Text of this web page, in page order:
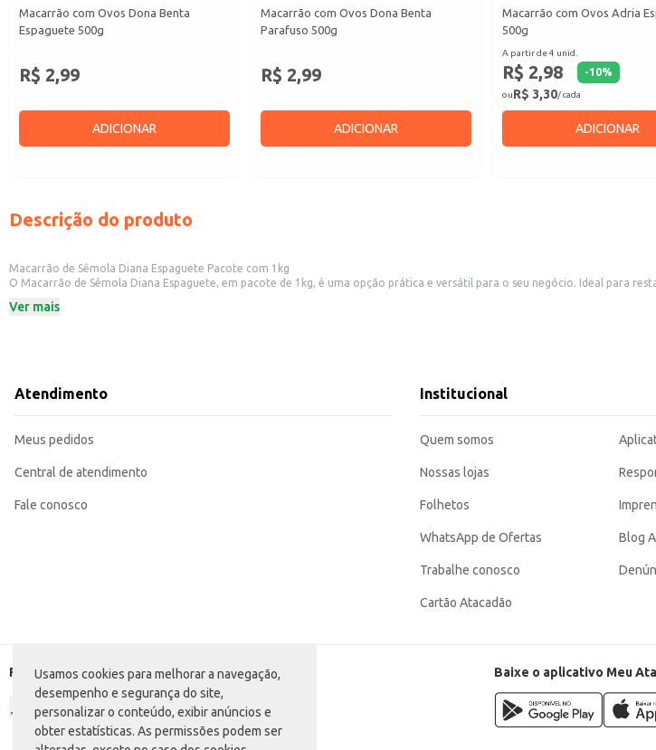
Usamos cookies para melhorar a navegação,
desempenho e segurança do site,
personalizar o conteúdo, exibir anúncios e
obter estatísticas. As permissões podem ser
Macarrão com Ovos Dona Benta
Espaguete 500g
R$ 2,99
ADICIONAR
Macarrão com Ovos Dona Benta
Parafuso 500g
R$ 2,99
ADICIONAR
Macarrão com Ovos Adria
500g
A partir de 4 unid.
R$ 2,98 -10%
ouR$ 3,30/ cada
ADICIONAR
Descrição do produto
Macarrão de Sêmola Diana Espaguete Pacote com 1kg
O Macarrão de Sêmola Diana Espaguete, em pacote de 1kg, é uma opção prática e versátil para o seu negócio. Ideal para
Pacote com 1kg
Ideal para o preparo de pratos individuais ou em grandes quantidades.
Com o Macarrão de Sêmola Diana Espaguete, você garante praticidade e sabor em suas receitas, seja para consumo
Ver mais
Atendimento
Meus pedidos
Central de atendimento
Fale conosco
Institucional
Quem somos
Nossas lojas
Folhetos
WhatsApp de Ofertas
Trabalhe conosco
Cartão Atacadão
Blog
Formas de pagamento Baixe o aplicativo Meu